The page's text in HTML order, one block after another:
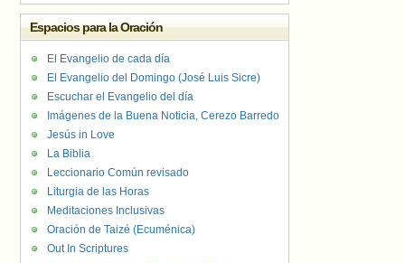
Espacios para la Oración
El Evangelio de cada día
El Evangelio del Domingo (José Luis Sicre)
Escuchar el Evangelio del día
Imágenes de la Buena Noticia, Cerezo Barredo
Jesús in Love
La Biblia
Leccionario Común revisado
Liturgia de las Horas
Meditaciones Inclusivas
Oración de Taizé (Ecuménica)
Out In Scriptures